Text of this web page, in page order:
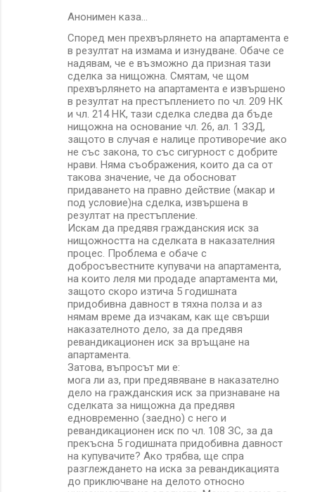
Анонимен каза…
Според мен прехвърлянето на апартамента е
в резултат на измама и изнудване. Обаче се
надявам, че е възможно да призная тази
сделка за нищожна. Смятам, че щом
прехвърлянето на апартамента е извършено
в резултат на престъплението по чл. 209 НК
и чл. 214 НК, тази сделка следва да бъде
нищожна на основание чл. 26, ал. 1 ЗЗД,
защото в случая е налице противоречие ако
не със закона, то със сигурност с добрите
нрави. Няма съображения, които да са от
такова значение, че да обосноват
придаването на правно действие (макар и
под условие)на сделка, извършена в
резултат на престъпление.
Искам да предявя гражданския иск за
нищожността на сделката в наказателния
процес. Проблема е обаче с
добросъвестните купувачи на апартамента,
на които леля ми продаде апартамента ми,
защото скоро изтича 5 годишната
придобивна давност в тяхна полза и аз
нямам време да изчакам, как ще свърши
наказателното дело, за да предявя
ревандикационен иск за връщане на
апартамента.
Затова, въпросът ми e:
мога ли аз, при предявяване в наказателно
дело на гражданския иск за признаване на
сделката за нищожна да предявя
едновременно (заедно) с него и
ревандикационен иск по чл. 108 ЗС, за да
прекъсна 5 годишната придобивна давност
на купувачите? Ако трябва, ще спра
разглеждането на иска за ревандикацията
до приключване на делото относно